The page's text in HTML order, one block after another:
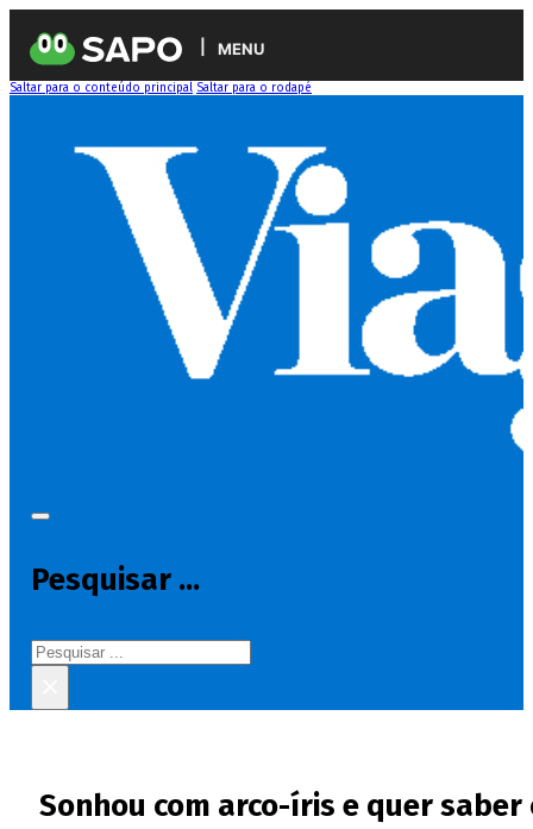
MENU
Saltar para o conteúdo principal Saltar para o rodapé
Pesquisar ...
Pesquisar
Sonhou com arco-íris e quer saber